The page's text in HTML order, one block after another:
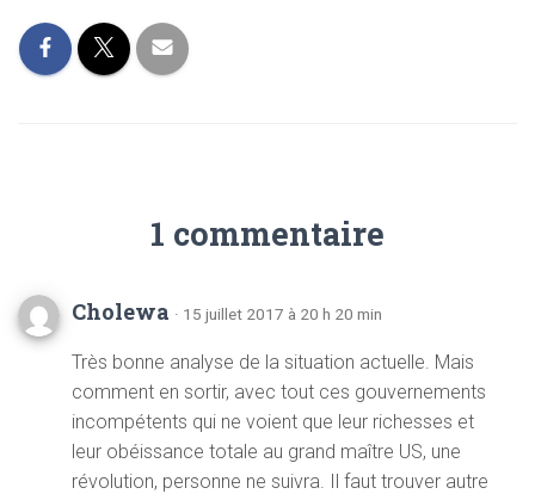
1 commentaire
Cholewa · 15 juillet 2017 à 20 h 20 min
Très bonne analyse de la situation actuelle. Mais
comment en sortir, avec tout ces gouvernements
incompétents qui ne voient que leur richesses et
leur obéissance totale au grand maître US, une
révolution, personne ne suivra. Il faut trouver autre